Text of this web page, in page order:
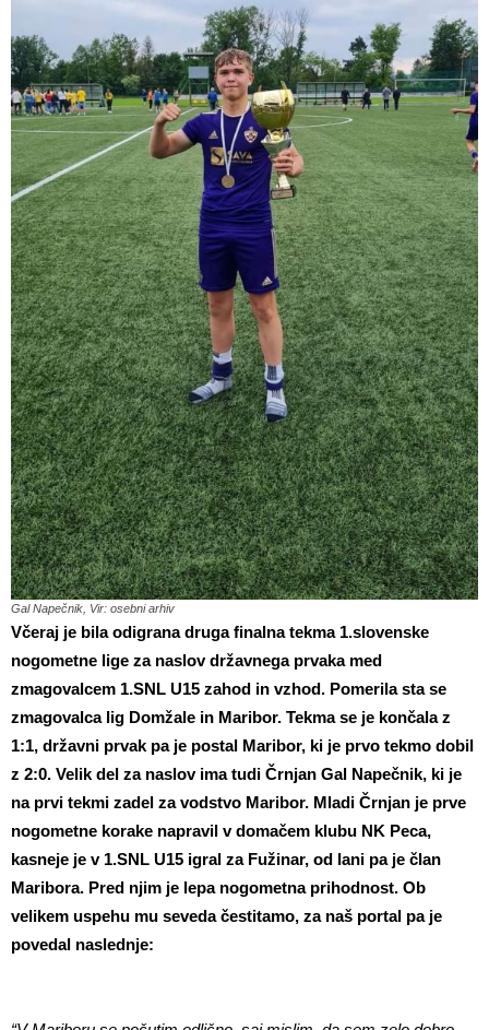
Gal Napečnik, Vir: osebni arhiv
Včeraj je bila odigrana druga finalna tekma 1.slovenske
nogometne lige za naslov državnega prvaka med
zmagovalcem 1.SNL U15 zahod in vzhod. Pomerila sta se
zmagovalca lig Domžale in Maribor. Tekma se je končala z
1:1, državni prvak pa je postal Maribor, ki je prvo tekmo dobil
z 2:0. Velik del za naslov ima tudi Črnjan Gal Napečnik, ki je
na prvi tekmi zadel za vodstvo Maribor. Mladi Črnjan je prve
nogometne korake napravil v domačem klubu NK Peca,
kasneje je v 1.SNL U15 igral za Fužinar, od lani pa je član
Maribora. Pred njim je lepa nogometna prihodnost. Ob
velikem uspehu mu seveda čestitamo, za naš portal pa je
povedal naslednje: